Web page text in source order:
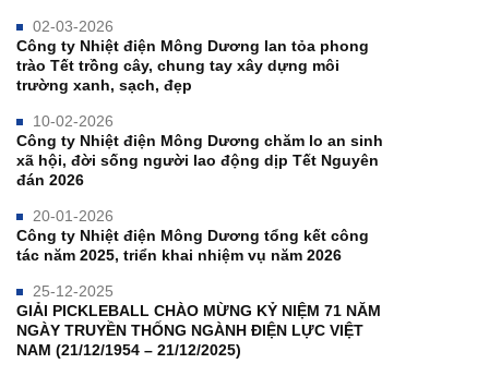
02-03-2026
Công ty Nhiệt điện Mông Dương lan tỏa phong
trào Tết trồng cây, chung tay xây dựng môi
trường xanh, sạch, đẹp
10-02-2026
Công ty Nhiệt điện Mông Dương chăm lo an sinh
xã hội, đời sống người lao động dịp Tết Nguyên
đán 2026
20-01-2026
Công ty Nhiệt điện Mông Dương tổng kết công
tác năm 2025, triển khai nhiệm vụ năm 2026
25-12-2025
GIẢI PICKLEBALL CHÀO MỪNG KỶ NIỆM 71 NĂM
NGÀY TRUYỀN THỐNG NGÀNH ĐIỆN LỰC VIỆT
NAM (21/12/1954 – 21/12/2025)